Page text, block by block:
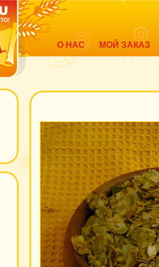
О НАС МОЙ ЗАКАЗ